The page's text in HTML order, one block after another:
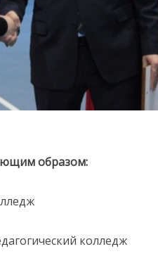
образом:
колледж